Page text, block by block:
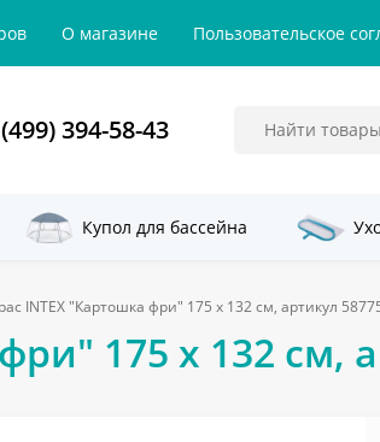
О магазине Пользовательское
394-58-43
Купол для бассейна
INTEX "Картошка фри" 175 x 132 см, артикул
175 x 132 см,